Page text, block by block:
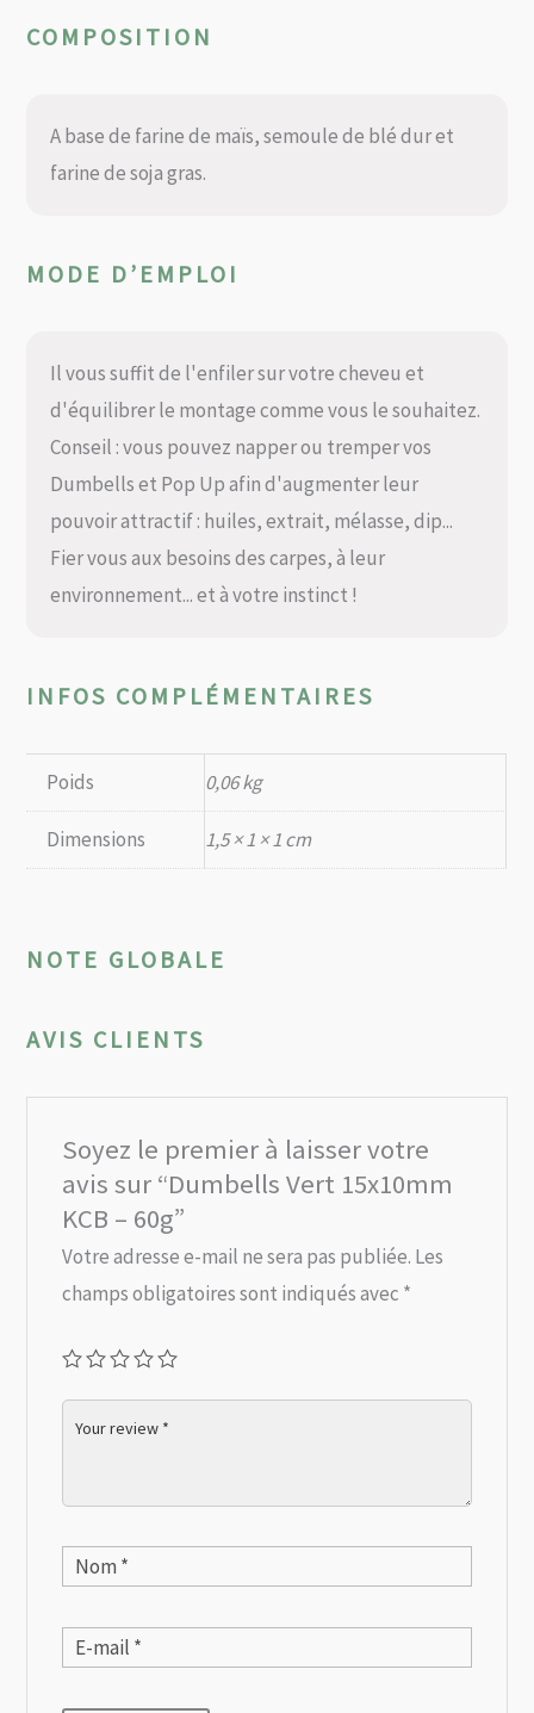
COMPOSITION
A base de farine de maïs, semoule de blé dur et
farine de soja gras.
MODE D’EMPLOI
Il vous suffit de l'enfiler sur votre cheveu et
d'équilibrer le montage comme vous le souhaitez.
Conseil : vous pouvez napper ou tremper vos
Dumbells et Pop Up afin d'augmenter leur
pouvoir attractif : huiles, extrait, mélasse, dip...
Fier vous aux besoins des carpes, à leur
environnement... et à votre instinct !
INFOS COMPLÉMENTAIRES
Poids 0,06 kg
Dimensions 1,5 × 1 × 1 cm
NOTE GLOBALE
AVIS CLIENTS
Soyez le premier à laisser votre
avis sur “Dumbells Vert 15x10mm
KCB – 60g”
Votre adresse e-mail ne sera pas publiée. Les
champs obligatoires sont indiqués avec *